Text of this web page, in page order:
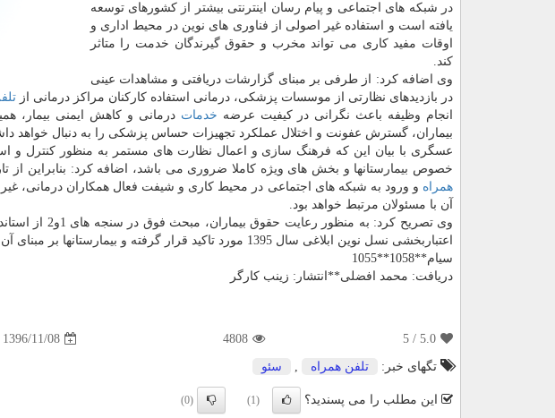
در شبكه های اجتماعی و پیام رسان اینترنتی بیشتر از كشورهای توسعه
یافته است و استفاده غیر اصولی از فناوری های نوین در محیط اداری و
اوقات مفید كاری می تواند مخرب و حقوق گیرندگان خدمت را متاثر
كند.
وی اضافه كرد: از طرفی بر مبنای گزارشات دریافتی و مشاهدات عینی
در بازدیدهای نظارتی از موسسات پزشكی، درمانی استفاده كاركنان مراكز درمانی از
انجام وظیفه باعث نگرانی در كیفیت عرضه خدمات درمانی و كاهش ایمنی بیمار،
بیماران، گسترش عفونت و اختلال عملكرد تجهیزات حساس پزشكی را به دنبال خواهد
عسگری با بیان این كه فرهنگ سازی و اعمال نظارت های مستمر به منظور كنترل و
خصوص بیمارستانها و بخش های ویژه كاملا ضروری می باشد، اضافه كرد: بنابراین از
همراه و ورود به شبكه های اجتماعی در محیط كاری و شیفت فعال همكاران درمانی،
آن با مسئولان مرتبط خواهد بود.
اعتباربخشی نسل نوین ابلاغی سال 1395 مورد تاكید قرار گرفته و بیمارستانها بر مبنای آن مورد ارزیابی قرار می گیرند.
سیام**1058**1055
دریافت: محمد افضلی**انتشار: زینب كارگر
5.0
/ 5
4808
1396/11/08
تگهای خبر:
تلفن همراه سئو
این مطلب را می پسندید؟ (1)
(0)